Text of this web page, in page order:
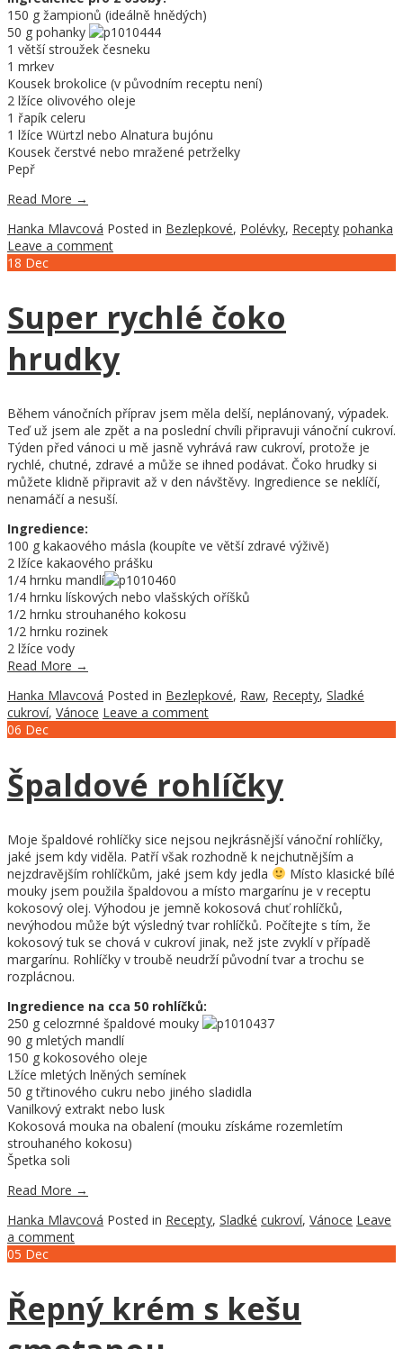
150 g žampionů (ideálně hnědých)
50 g pohanky
1 větší stroužek česneku
1 mrkev
Kousek brokolice (v původním receptu není)
2 lžíce olivového oleje
1 řapík celeru
1 lžíce Würtzl nebo Alnatura bujónu
Kousek čerstvé nebo mražené petrželky
Pepř
Read More →
Hanka Mlavcová Posted in Bezlepkové, Polévky, Recepty pohanka
Leave a comment
18 Dec
Super rychlé čoko
hrudky
Během vánočních příprav jsem měla delší, neplánovaný, výpadek.
Teď už jsem ale zpět a na poslední chvíli připravuji vánoční cukroví.
Týden před vánoci u mě jasně vyhrává raw cukroví, protože je
rychlé, chutné, zdravé a může se ihned podávat. Čoko hrudky si
můžete klidně připravit až v den návštěvy. Ingredience se neklíčí,
nenamáčí a nesuší.
Ingredience:
100 g kakaového másla (koupíte ve větší zdravé výživě)
2 lžíce kakaového prášku
1/4 hrnku mandlí
1/4 hrnku lískových nebo vlašských oříšků
1/2 hrnku strouhaného kokosu
1/2 hrnku rozinek
2 lžíce vody
Read More →
Hanka Mlavcová Posted in Bezlepkové, Raw, Recepty, Sladké
cukroví, Vánoce Leave a comment
06 Dec
Špaldové rohlíčky
Moje špaldové rohlíčky sice nejsou nejkrásnější vánoční rohlíčky,
jaké jsem kdy viděla. Patří však rozhodně k nejchutnějším a
nejzdravějším rohlíčkům, jaké jsem kdy jedla
Místo klasické bílé
mouky jsem použila špaldovou a místo margarínu je v receptu
kokosový olej. Výhodou je jemně kokosová chuť rohlíčků,
nevýhodou může být výsledný tvar rohlíčků. Počítejte s tím, že
kokosový tuk se chová v cukroví jinak, než jste zvyklí v případě
margarínu. Rohlíčky v troubě neudrží původní tvar a trochu se
rozplácnou.
Ingredience na cca 50 rohlíčků:
250 g celozrnné špaldové mouky
90 g mletých mandlí
150 g kokosového oleje
Lžíce mletých lněných semínek
50 g třtinového cukru nebo jiného sladidla
Vanilkový extrakt nebo lusk
Kokosová mouka na obalení (mouku získáme rozemletím
strouhaného kokosu)
Špetka soli
Read More →
Hanka Mlavcová Posted in Recepty, Sladké cukroví, Vánoce Leave
a comment
05 Dec
Řepný krém s kešu